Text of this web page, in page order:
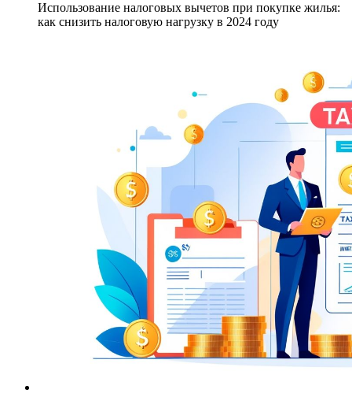
Использование налоговых вычетов при покупке жилья:
как снизить налоговую нагрузку в 2024 году